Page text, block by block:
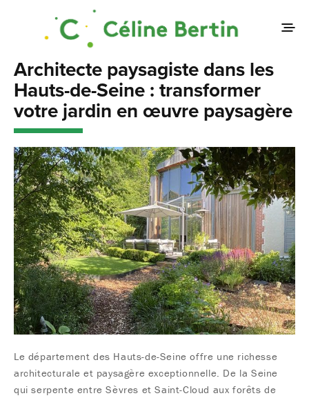
Architecte paysagiste dans les
Hauts-de-Seine : transformer
votre jardin en œuvre paysagère
Le département des Hauts-de-Seine offre une richesse
architecturale et paysagère exceptionnelle. De la Seine
qui serpente entre Sèvres et Saint-Cloud aux forêts de